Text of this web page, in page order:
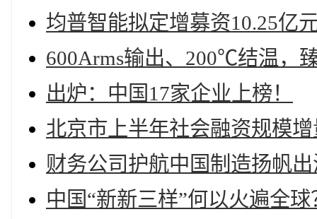
均普智能拟定增募资10.25亿
600Arms输出、200℃结温，
出炉：中国17家企业上榜！
北京市上半年社会融资规模
财务公司护航中国制造扬帆
中国“新新三样”何以火遍全球